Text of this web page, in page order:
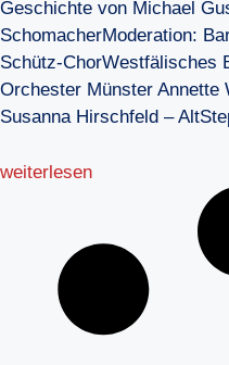
Geschichte von Michael
SchomacherModeration:
Schütz-ChorWestfälisches
Orchester Münster Annette
Susanna Hirschfeld –
weiterlesen